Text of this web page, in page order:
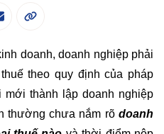
doanh, doanh nghiệp phải
theo quy định của pháp
mới thành lập doanh nghiệp
thường chưa nắm rõ doanh